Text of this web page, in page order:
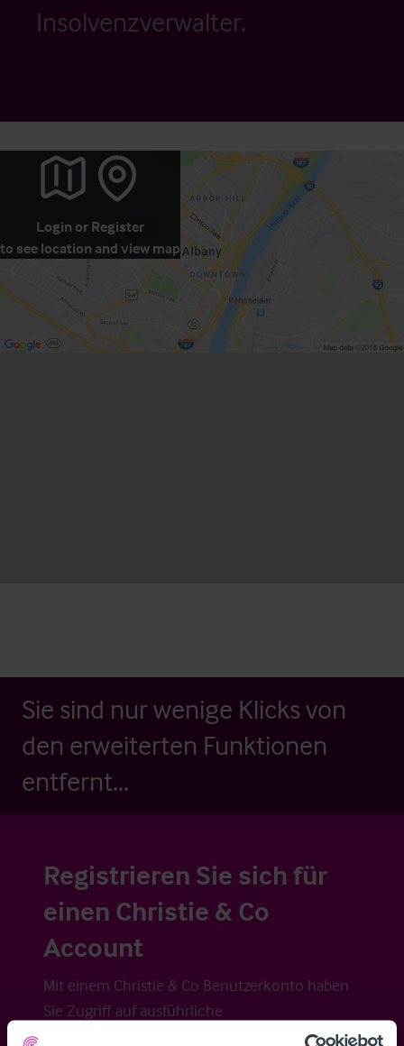
Insolvenzverwalter.
Login or Register
to see location and view map
Sie sind nur wenige Klicks von
den erweiterten Funktionen
entfernt...
Registrieren Sie sich für
einen Christie & Co
Account
Mit einem Christie & Co Benutzerkonto haben
Sie Zugriff auf ausführliche
Veraufsinformationen, erweiterte Suche über